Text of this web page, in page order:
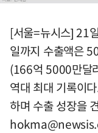
[서울=뉴시스] 21
일까지 수출액은
(166억 5000만달
역대 최대 기록이
하며 수출 성장을